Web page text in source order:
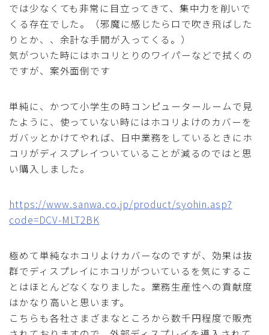
では少なくても非常に目立ってきて、集中力を削いで
くる存在でした。（邪魔に感じたら口で吹き飛ばした
りとか、、余計な手間が入ってくる。）
気がついた時にはホコリとりのワイパーなどで拭くの
ですが、案外面倒です
単純に、かつて小学生の時コンピュータールームで見
たように、使っていない時にはホコリよけのカバーを
ガバッとかけてやれば、日中業務をしているときにホ
コリがディスプレイついていることが減るのではと思
い購入しました。
https://www.sanwa.co.jp/product/syohin.asp?
code=DCV-MLT2BK
極めて単純なホコリよけカバーなのですが、効果は抜
群でディスプレイにホコリがついているを気にするこ
とはほとんどなくなりました。業務生産性への貢献度
はかなり高いと思います。
こちらも各社さまざまなところから数千円程度で販売